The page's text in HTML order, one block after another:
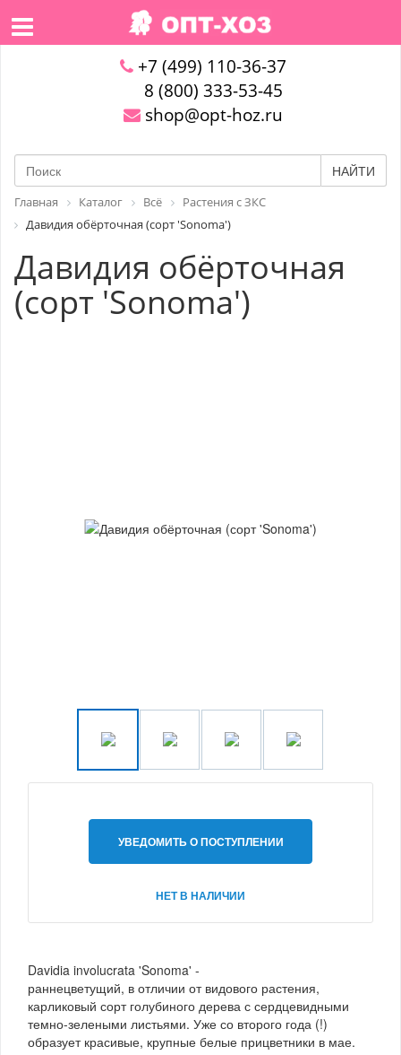
+7 (499) 110-36-37
8 (800) 333-53-45
shop@opt-hoz.ru
НАЙТИ
Главная Каталог Всё
Растения с ЗКС
Давидия обёрточная (сорт 'Sonoma')
Давидия обёрточная
(сорт 'Sonoma')
УВЕДОМИТЬ О ПОСТУПЛЕНИИ
НЕТ В НАЛИЧИИ
Davidia involucrata 'Sonoma' -
раннецветущий, в отличии от видового растения,
карликовый сорт голубиного дерева с сердцевидными
темно-зелеными листьями. Уже со второго года (!)
образует красивые, крупные белые прицветники в мае.